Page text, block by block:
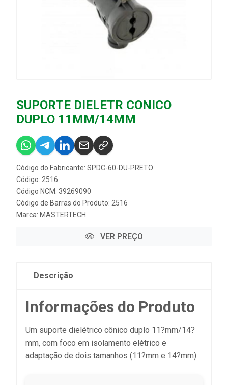
SUPORTE DIELETR CONICO
DUPLO 11MM/14MM
Código do Fabricante: SPDC-60-DU-PRETO
Código: 2516
Código NCM: 39269090
Código de Barras do Produto: 2516
Marca: MASTERTECH
VER PREÇO
Descrição
Informações do Produto
Um suporte dielétrico cônico duplo 11?mm/14?
mm, com foco em isolamento elétrico e
adaptação de dois tamanhos (11?mm e 14?mm)